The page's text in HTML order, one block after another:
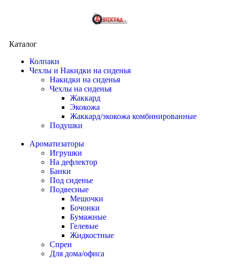
Каталог
Колпаки
Чехлы и Накидки на сиденья
Накидки на сиденья
Чехлы на сиденья
Жаккард
Экокожа
Жаккард/экокожа комбинированные
Подушки
Ароматизаторы
Игрушки
На дефлектор
Банки
Под сиденье
Подвесные
Мешочки
Бочонки
Бумажные
Гелевые
Жидкостные
Спреи
Для дома/офиса